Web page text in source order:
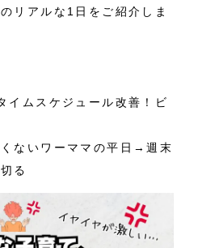
リアルな1日をご紹介しま
イムスケジュール改善！ビ
くないワーママの平日→週末
る